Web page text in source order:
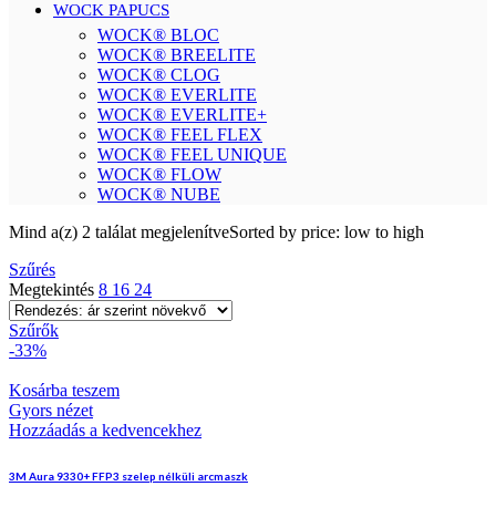
WOCK PAPUCS
WOCK® BLOC
WOCK® BREELITE
WOCK® CLOG
WOCK® EVERLITE
WOCK® EVERLITE+
WOCK® FEEL FLEX
WOCK® FEEL UNIQUE
WOCK® FLOW
WOCK® NUBE
Mind a(z) 2 találat megjelenítveSorted by price: low to high
Szűrés
Megtekintés 8 16 24
Szűrők
-33%
Kosárba teszem
Gyors nézet
Hozzáadás a kedvencekhez
3M Aura 9330+ FFP3 szelep nélküli arcmaszk